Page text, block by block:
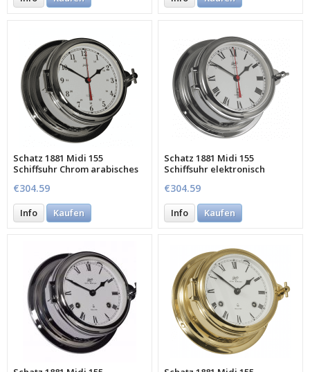
Schatz 1881 Midi 155
Schiffsuhr Chrom arabisches
€304.59
Info Kaufen
Schatz 1881 Midi 155
Schiffsuhr elektronisch
€304.59
Info Kaufen